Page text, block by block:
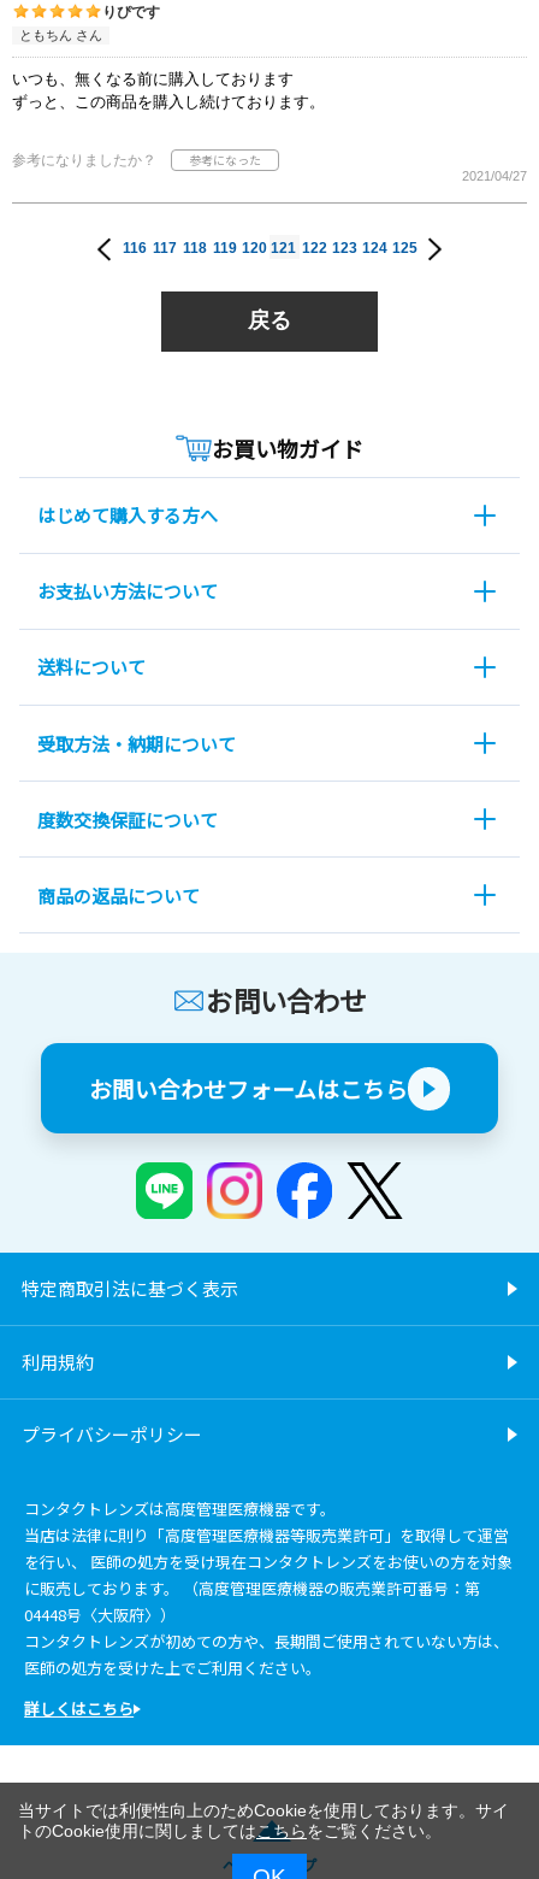
りぴです
ともちん さん
いつも、無くなる前に購入しております
ずっと、この商品を購入し続けております。
参考になりましたか？
2021/04/27
116 117 118 119 120 121 122 123 124 125
戻る
お買い物ガイド
はじめて購入する方へ
お支払い方法について
送料について
受取方法・納期について
度数交換保証について
商品の返品について
お問い合わせ
お問い合わせフォームはこちら
特定商取引法に基づく表示
利用規約
プライバシーポリシー
コンタクトレンズは高度管理医療機器です。
当店は法律に則り「高度管理医療機器等販売業許可」を取得して運営
を行い、 医師の処方を受け現在コンタクトレンズをお使いの方を対象
に販売しております。 （高度管理医療機器の販売業許可番号：第
04448号〈大阪府〉）
コンタクトレンズが初めての方や、長期間ご使用されていない方は、
医師の処方を受けた上でご利用ください。
詳しくはこちら
ページトップ
当サイトでは利便性向上のためCookieを使用しております。サイ
トのCookie使用に関しましてはこちらをご覧ください。